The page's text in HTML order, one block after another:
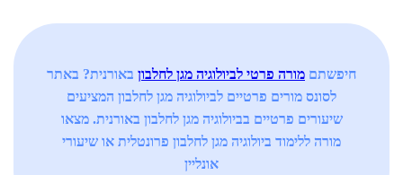
חיפשתם מורה פרטי לביולוגיה מגן לחלבון באורנית? באתר
לסונס מורים פרטיים לביולוגיה מגן לחלבון המציעים
שיעורים פרטיים בביולוגיה מגן לחלבון באורנית. מצאו
מורה ללימוד ביולוגיה מגן לחלבון פרונטלית או שיעורי
אונליין